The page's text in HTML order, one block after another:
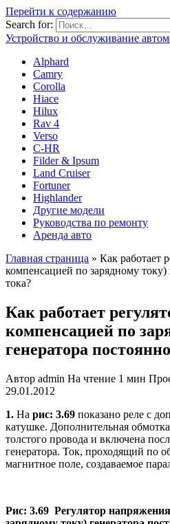
Перейти к содержанию
Search for:
Устройство и обслуживание
Alphard
Camry
Corolla
Hiace
Hilux
Rav 4
Verso
C-HR
Filder & Ipsum
Land Cruiser
Fortuner
Highlander
Другие модели
Руководства по ремонту
Аренда авто
Главная страница » Как работает
компенсацией по зарядному току)
тока?
Как работает
компенсацией по
генератора
Автор admin На чтение 1 мин
29.01.2012
1. На рис: 3.69 показано реле с
катушке. Дополнительная
толстого провода и включена
генератора. Ток, проходящий по
магнитное поле, создаваемое
Рис: 3.69 Регулятор